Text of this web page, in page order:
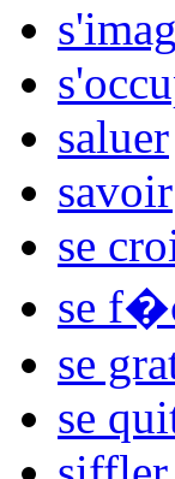
saluer
savoir
se
se
se
se